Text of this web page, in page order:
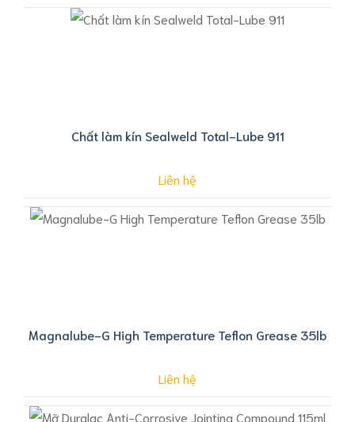
Chất làm kín Sealweld Total-Lube 911
Liên hệ
Magnalube-G High Temperature Teflon Grease 35lb
Liên hệ